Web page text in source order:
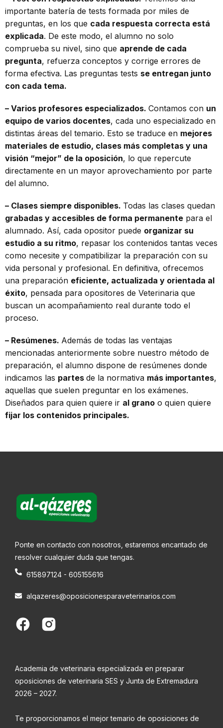
importante batería de tests formada por miles de
preguntas, en los que cada respuesta correcta está
explicada. De este modo, el alumno no solo
comprueba su nivel, sino que aprende de cada
pregunta, refuerza conceptos y corrige errores de
forma efectiva. Las preguntas tests se entregan junto
con cada tema.
– Varios profesores especializados. Contamos con un
equipo de varios docentes, cada uno especializado en
distintas áreas del temario. Esto se traduce en mejores
materiales de estudio, clases más completas y una
visión “mejor” de la oposición, lo que repercute
directamente en un mayor aprovechamiento por parte
del alumno.
– Clases siempre disponibles. Todas las clases quedan
grabadas y accesibles de forma permanente para el
alumnado. Así, cada opositor puede organizar su
estudio a su ritmo, repasar los contenidos tantas veces
como necesite y compatibilizar la preparación con su
vida personal y profesional. En definitiva, ofrecemos
una preparación eficiente, actualizada y orientada al
éxito, pensada para opositores de Veterinaria que
buscan un acompañamiento real durante todo el
proceso.
– Resúmenes. Además de todas las ventajas
mencionadas anteriormente sobre nuestro método de
preparación, el alumno dispone de resúmenes donde
indicamos las partes de la normativa más importantes,
aquellas que suelen preguntar en los exámenes.
Diseñados para quien quiere ir al grano o quien quiere
fijar los contenidos principales.
Ponte en contacto con nosotros, estaremos encantado de
resolver cualquier duda que tengas.
615897124 - 605155616
alqazeres@oposicionesparaveterinarios.com
Academia de veterinaria especializada en preparar
oposiciones de veterinaria SES y Junta de Extremadura
2026 – 2027.
Te proporcionamos el mejor temario de oposiciones de